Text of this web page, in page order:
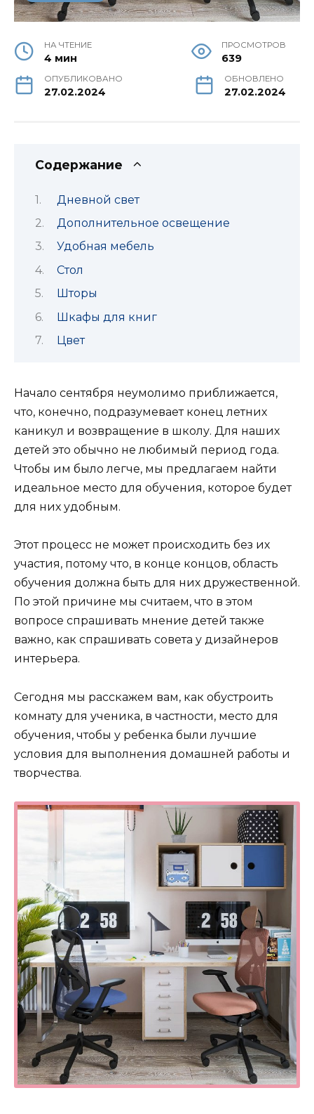
НА ЧТЕНИЕ
4 мин
ПРОСМОТРОВ
639
ОПУБЛИКОВАНО
27.02.2024
ОБНОВЛЕНО
27.02.2024
Содержание
Дневной свет
Дополнительное освещение
Удобная мебель
Стол
Шторы
Шкафы для книг
Цвет
Начало сентября неумолимо приближается,
что, конечно, подразумевает конец летних
каникул и возвращение в школу. Для наших
детей это обычно не любимый период года.
Чтобы им было легче, мы предлагаем найти
идеальное место для обучения, которое будет
для них удобным.
Этот процесс не может происходить без их
участия, потому что, в конце концов, область
обучения должна быть для них дружественной.
По этой причине мы считаем, что в этом
вопросе спрашивать мнение детей также
важно, как спрашивать совета у дизайнеров
интерьера.
Сегодня мы расскажем вам, как обустроить
комнату для ученика, в частности, место для
обучения, чтобы у ребенка были лучшие
условия для выполнения домашней работы и
творчества.